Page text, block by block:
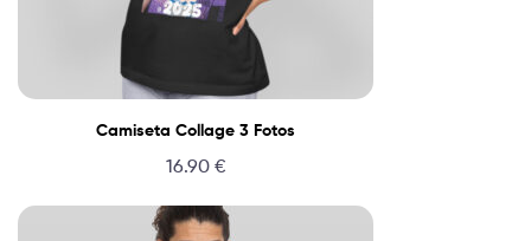
Camiseta Collage 3 Fotos
16.90 €